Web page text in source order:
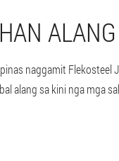
naggamit Flekosteel
alang sa kini nga mga